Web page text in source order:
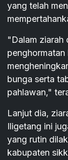
yang telah
"Dalam ziarah
bunga serta
pahlawan,"
Lanjut dia,
Iligetang ini
yang rutin
kabupaten